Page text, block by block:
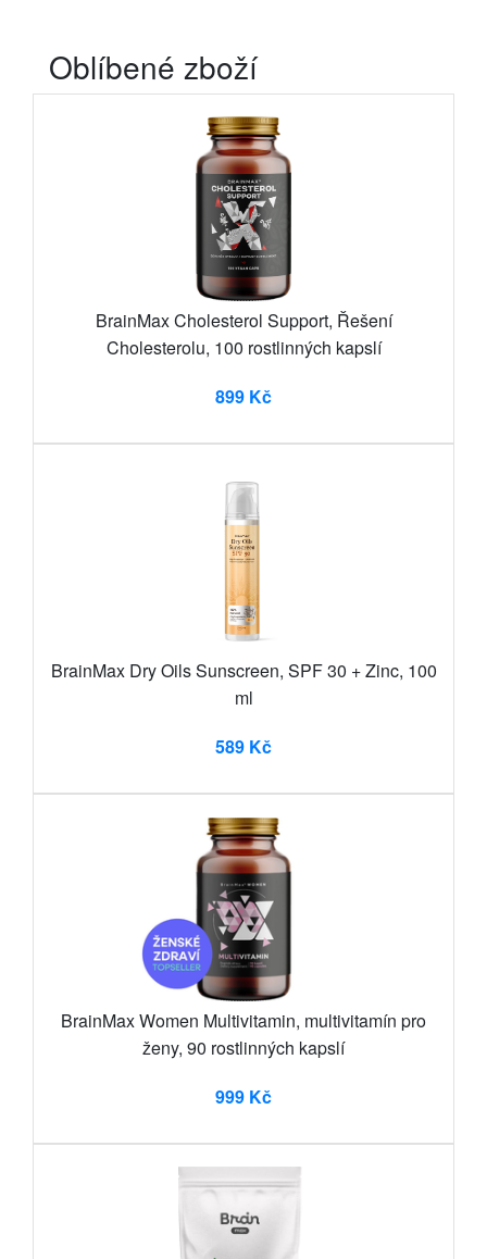
Oblíbené zboží
BrainMax Cholesterol Support, Řešení
Cholesterolu, 100 rostlinných kapslí
899 Kč
BrainMax Dry Oils Sunscreen, SPF 30 + Zinc, 100
ml
589 Kč
BrainMax Women Multivitamin, multivitamín pro
ženy, 90 rostlinných kapslí
999 Kč